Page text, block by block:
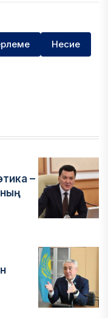
Несие
–